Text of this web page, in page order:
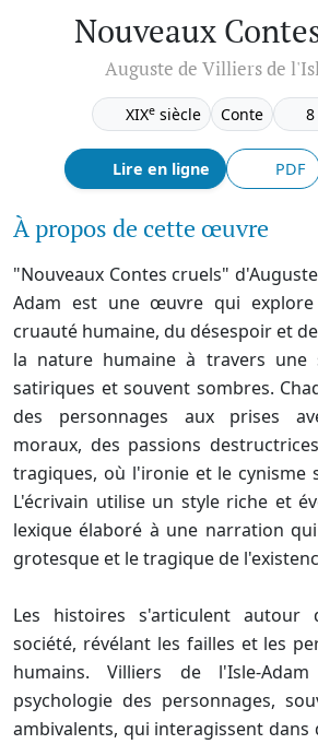
Nouveaux
Auguste de Villiers de
XIXesiècle Conte
Lire en ligne PDF
À propos de cette œuvre
"Nouveaux Contes cruels"
Adam est une œuvre qui
cruauté humaine, du désespoir et
la nature humaine à travers une
satiriques et souvent sombres.
des personnages aux prises
moraux, des passions
tragiques, où l'ironie et le cynisme
L'écrivain utilise un style riche et
lexique élaboré à une narration
grotesque et le tragique de
Les histoires s'articulent
société, révélant les failles et les
humains. Villiers de l'Isle-
psychologie des personnages,
ambivalents, qui interagissent dans